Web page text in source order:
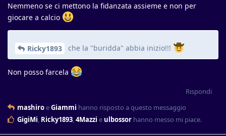
Nemmeno se ci mettono la fidanzata assieme e non per
giocare a calcio
Ricky1893 che la "buridda" abbia inizio!!!
Non posso farcela
Rispondi
mashiroeGiammi hanno risposto a questo messaggio
GigiMi, Ricky1893,4Mazzi e ulbossor hanno messo mi piace.